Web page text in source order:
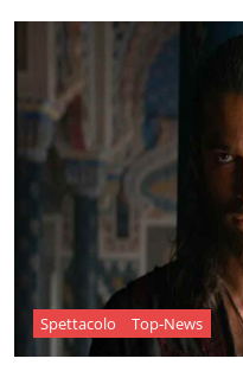
Spettacolo Top-News